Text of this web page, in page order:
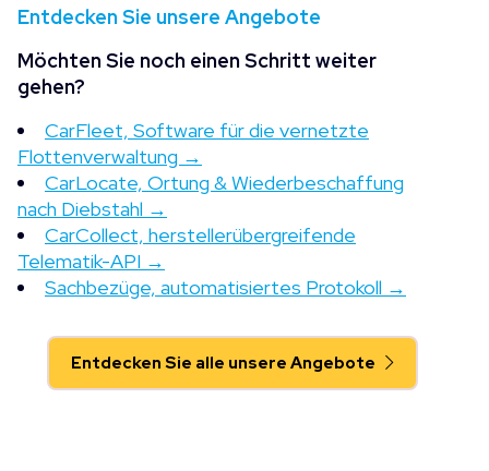
Entdecken Sie unsere Angebote
Möchten Sie noch einen Schritt weiter
gehen?
CarFleet, Software für die vernetzte
Flottenverwaltung →
CarLocate, Ortung & Wiederbeschaffung
nach Diebstahl →
CarCollect, herstellerübergreifende
Telematik-API →
Sachbezüge, automatisiertes Protokoll →
Entdecken Sie alle unsere Angebote